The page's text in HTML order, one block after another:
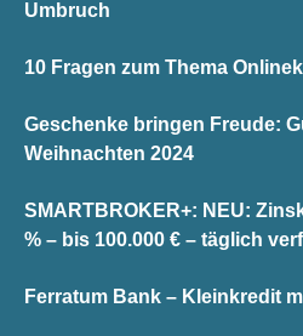
Umbruch
10 Fragen zum Thema
Geschenke bringen Freude:
Weihnachten 2024
SMARTBROKER+: NEU:
% – bis 100.000 € – täglich
Ferratum Bank – Kleinkredit